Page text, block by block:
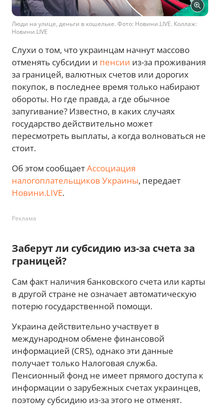
Люди на улице, деньги в кошельке. Фото: Новини.LIVE. Коллаж:
Новини.LIVE
Слухи о том, что украинцам начнут массово
отменять субсидии и пенсии из-за проживания
за границей, валютных счетов или дорогих
покупок, в последнее время только набирают
обороты. Но где правда, а где обычное
запугивание? Известно, в каких случаях
государство действительно может
пересмотреть выплаты, а когда волноваться не
стоит.
Об этом сообщаетАссоциация
налогоплательщиков Украины, передает
Новини.LIVE.
Реклама
Заберут ли субсидию из-за счета за
границей?
Сам факт наличия банковского счета или карты
в другой стране не означает автоматическую
потерю государственной помощи.
Украина действительно участвует в
международном обмене финансовой
информацией (CRS), однако эти данные
получает только Налоговая служба.
Пенсионный фонд не имеет прямого доступа к
информации о зарубежных счетах украинцев,
поэтому субсидию из-за этого не отменят.